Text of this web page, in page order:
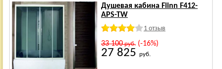
Душевая кабина Fiinn F412-
APS-TW
1 отзыв
33 100руб.(-16%)
27 825 руб.